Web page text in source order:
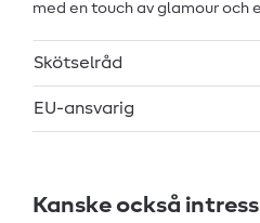
med en touch av glamour och
Skötselråd
EU-ansvarig
Kanske också